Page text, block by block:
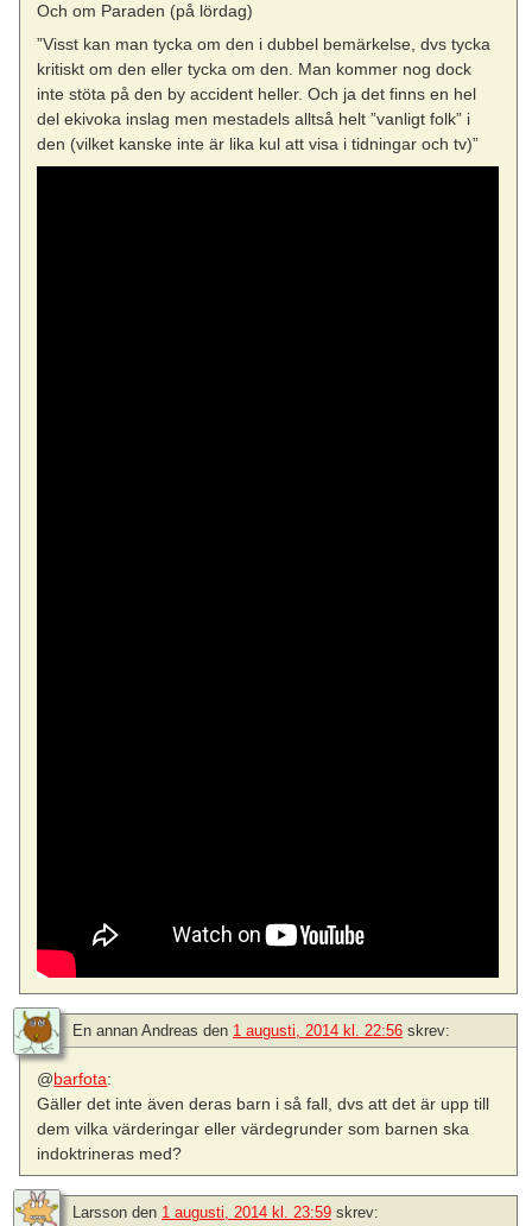
Och om Paraden (på lördag)
”Visst kan man tycka om den i dubbel bemärkelse, dvs tycka
kritiskt om den eller tycka om den. Man kommer nog dock
inte stöta på den by accident heller. Och ja det finns en hel
del ekivoka inslag men mestadels alltså helt ”vanligt folk” i
den (vilket kanske inte är lika kul att visa i tidningar och tv)”
En annan Andreas den 1 augusti, 2014 kl. 22:56 skrev:
@barfota:
Gäller det inte även deras barn i så fall, dvs att det är upp till
dem vilka värderingar eller värdegrunder som barnen ska
indoktrineras med?
Larsson den 1 augusti, 2014 kl. 23:59 skrev: